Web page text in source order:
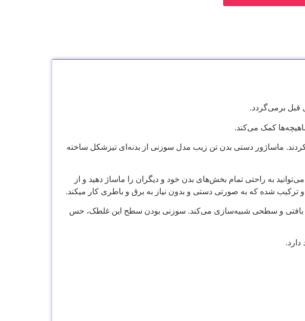
کمک می‌کند.
ماساژور دستی بدن تن زیب مدل سوزنی از بدنه‌ای تیزشکل ساخته
به راحتی تمام بخش‌های بدن خود و دیگران را ماساژ دهید و از
شده که به صورتی دستی و بدون نیاز به برق و باطری کار میکند.
بافتی و سطحی شبیه‌سازی می‌کند. سوزنی بودن سطح این غلطک، حس